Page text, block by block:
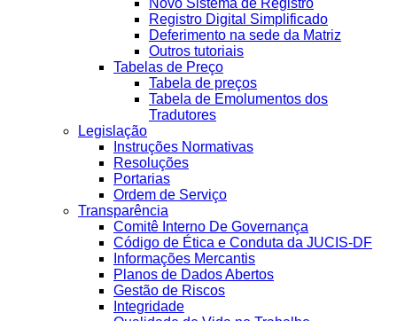
Novo Sistema de Registro
Registro Digital Simplificado
Deferimento na sede da Matriz
Outros tutoriais
Tabelas de Preço
Tabela de preços
Tabela de Emolumentos dos
Tradutores
Legislação
Instruções Normativas
Resoluções
Portarias
Ordem de Serviço
Transparência
Comitê Interno De Governança
Código de Ética e Conduta da JUCIS-DF
Informações Mercantis
Planos de Dados Abertos
Gestão de Riscos
Integridade